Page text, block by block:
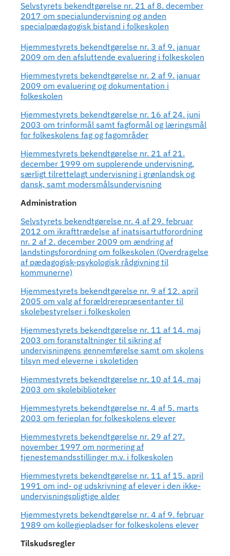
Selvstyrets bekendtgørelse nr. 21 af 8. december
2017 om specialundervisning og anden
specialpædagogisk bistand i folkeskolen
Hjemmestyrets bekendtgørelse nr. 3 af 9. januar
2009 om den afsluttende evaluering i folkeskolen
Hjemmestyrets bekendtgørelse nr. 2 af 9. januar
2009 om evaluering og dokumentation i
folkeskolen
Hjemmestyrets bekendtgørelse nr. 16 af 24. juni
2003 om trinformål samt fagformål og læringsmål
for folkeskolens fag og fagområder
Hjemmestyrets bekendtgørelse nr. 21 af 21.
december 1999 om supplerende undervisning,
særligt tilrettelagt undervisning i grønlandsk og
dansk, samt modersmålsundervisning
Administration
Selvstyrets bekendtgørelse nr. 4 af 29. februar
2012 om ikrafttrædelse af inatsisartutforordning
nr. 2 af 2. december 2009 om ændring af
landstingsforordning om folkeskolen (Overdragelse
af pædagogisk-psykologisk rådgivning til
kommunerne)
Hjemmestyrets bekendtgørelse nr. 9 af 12. april
2005 om valg af forældrerepræsentanter til
skolebestyrelser i folkeskolen
Hjemmestyrets bekendtgørelse nr. 11 af 14. maj
2003 om foranstaltninger til sikring af
undervisningens gennemførelse samt om skolens
tilsyn med eleverne i skoletiden
Hjemmestyrets bekendtgørelse nr. 10 af 14. maj
2003 om skolebiblioteker
Hjemmestyrets bekendtgørelse nr. 4 af 5. marts
2003 om ferieplan for folkeskolens elever
Hjemmestyrets bekendtgørelse nr. 29 af 27.
november 1997 om normering af
tjenestemandsstillinger m.v. i folkeskolen
Hjemmestyrets bekendtgørelse nr. 11 af 15. april
1991 om ind- og udskrivning af elever i den ikke-
undervisningspligtige alder
Hjemmestyrets bekendtgørelse nr. 4 af 9. februar
1989 om kollegiepladser for folkeskolens elever
Tilskudsregler